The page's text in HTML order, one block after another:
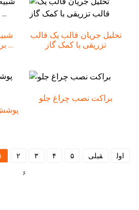
کمک گاز و DFM برای ...
تحلیل جریان قالب یک قالب
تزریقی با کمک گاز
براکت نصب چراغ جلو
اول قبلی ۱ ۲ ۳ ۴ ۵
۶